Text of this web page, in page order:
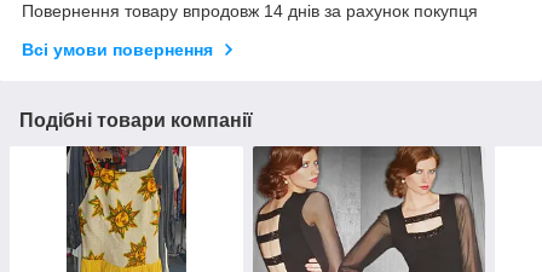
Повернення товару впродовж 14 днів за рахунок покупця
Всі умови повернення
Подібні товари компанії